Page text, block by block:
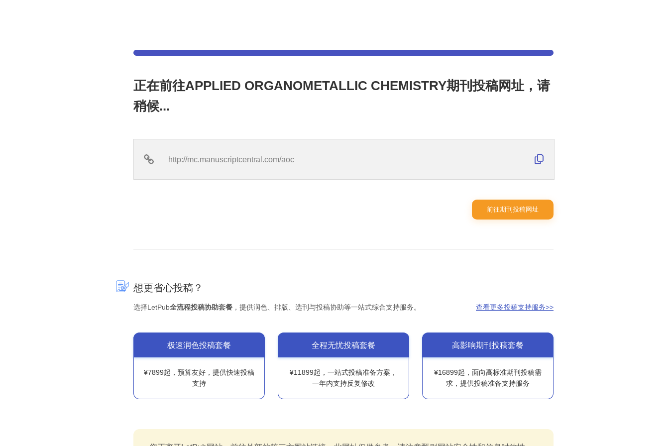
正在前往APPLIED ORGANOMETALLIC CHEMISTRY期刊投稿网址，请
稍候...
http://mc.manuscriptcentral.com/aoc
想更省心投稿？
选择LetPub全流程投稿协助套餐 ，提供润色、排版、选刊与投稿协助等一站式综合支持服务。 查看更多投稿支持服务>>
极速润色投稿套餐
¥7899起，预算友好，提供快速投稿
支持
全程无忧投稿套餐
¥11899起，一站式投稿准备方案，
一年内支持反复修改
高影响期刊投稿套餐
¥16899起，面向高标准期刊投稿需
求，提供投稿准备支持服务